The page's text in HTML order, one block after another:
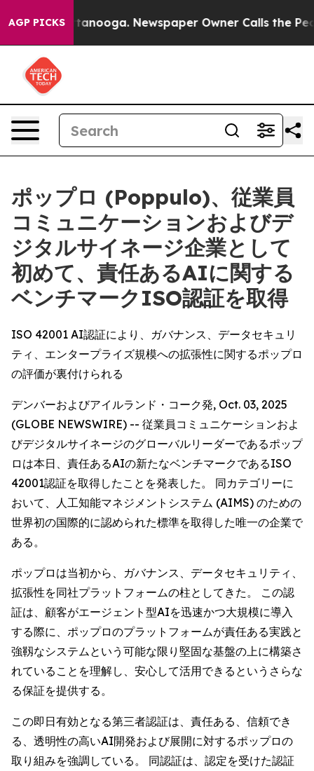
AGP PICKS
in Chattanooga. Newspaper Owner Calls the
ポップロ (Poppulo)、従業員
コミュニケーションおよびデ
ジタルサイネージ企業として
初めて、責任あるAIに関する
ベンチマークISO認証を取得
ISO 42001 AI認証により、ガバナンス、データセキュリ
ティ、エンタープライズ規模への拡張性に関するポップロ
の評価が裏付けられる
デンバーおよびアイルランド・コーク発, Oct. 03, 2025
(GLOBE NEWSWIRE) -- 従業員コミュニケーションおよ
びデジタルサイネージのグローバルリーダーであるポップ
ロは本日、責任あるAIの新たなベンチマークであるISO
42001認証を取得したことを発表した。 同カテゴリーに
おいて、人工知能マネジメントシステム (AIMS) のための
世界初の国際的に認められた標準を取得した唯一の企業で
ある。
ポップロは当初から、ガバナンス、データセキュリティ、
拡張性を同社プラットフォームの柱としてきた。 この認
証は、顧客がエージェント型AIを迅速かつ大規模に導入
する際に、ポップロのプラットフォームが責任ある実践と
強靱なシステムという可能な限り堅固な基盤の上に構築さ
れていることを理解し、安心して活用できるというさらな
る保証を提供する。
この即日有効となる第三者認証は、責任ある、信頼でき
る、透明性の高いAI開発および展開に対するポップロの
取り組みを強調している。 同認証は、認定を受けた認証